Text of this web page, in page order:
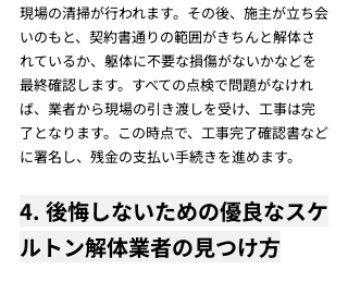
現場の清掃が行われます。その後、施主が立ち会
いのもと、契約書通りの範囲がきちんと解体さ
れているか、躯体に不要な損傷がないかなどを
最終確認します。すべての点検で問題がなけれ
ば、業者から現場の引き渡しを受け、工事は完
了となります。この時点で、工事完了確認書など
に署名し、残金の支払い手続きを進めます。
4. 後悔しないための優良なスケ
ルトン解体業者の見つけ方